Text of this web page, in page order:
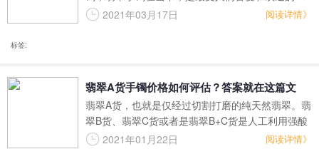
种翡翠制品，我们只要在大街上，就能看到无数佩
不齐、以次充好的现象时有发生，商家也往往设计
了各种陷阱来欺骗新人。
2021年03月17日 阅读详情》
标签:
翡翠A货手镯价格如何评估？答案就在这篇文
章！
翡翠A货，也就是仅经过切割打磨的纯天然翡翠。翡
翠B货、翡翠C货或者是翡翠B+C货是人工利用强酸
或化学染色剂处理的翡翠，长期佩戴它们，可能会
2021年01月22日 阅读详情》